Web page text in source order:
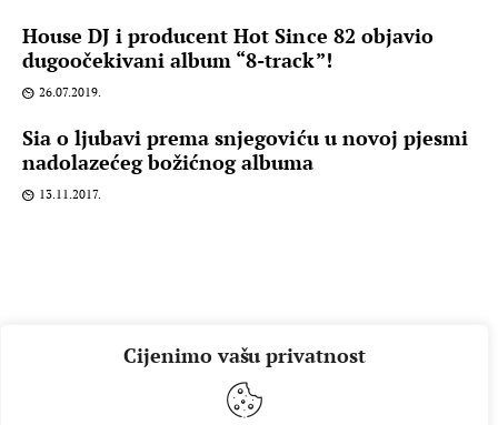
Cijenimo vašu privatnost
House DJ i producent Hot Since 82 objavio
dugoočekivani album “8-track”!
26.07.2019.
Sia o ljubavi prema snjegoviću u novoj pjesmi
nadolazećeg božićnog albuma
13.11.2017.